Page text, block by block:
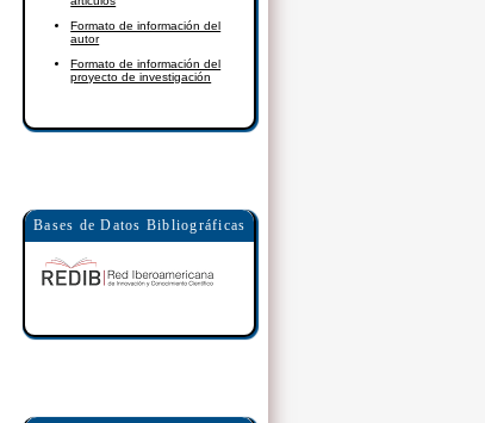
Formato de información del
autor
Formato de información del
proyecto de investigación
Bases de Datos Bibliográficas